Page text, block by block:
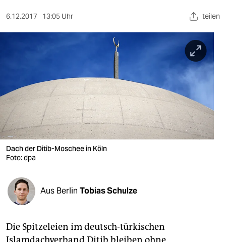
nord
wahrheit
verlag
verlag
veranstaltungen
shop
unterstützen
6.12.2017 13:05 Uhr teilen
Dach der Ditib-Moschee in Köln
Foto: dpa
Aus Berlin Tobias Schulze
Die Spitzeleien im deutsch-türkischen